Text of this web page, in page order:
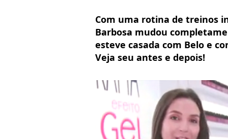
Com uma rotina de treinos
Barbosa mudou
esteve casada com Belo e
Veja seu antes e depois!